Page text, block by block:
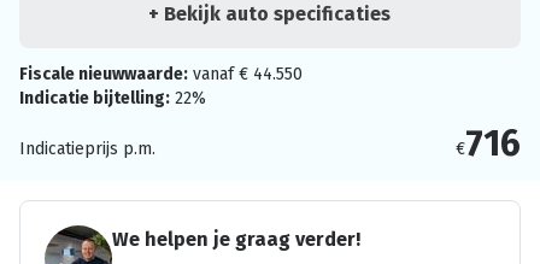
+ Bekijk auto specificaties
Fiscale nieuwwaarde: vanaf € 44.550
Indicatie bijtelling: 22%
Indicatieprijs p.m. €716
We helpen je graag verder!